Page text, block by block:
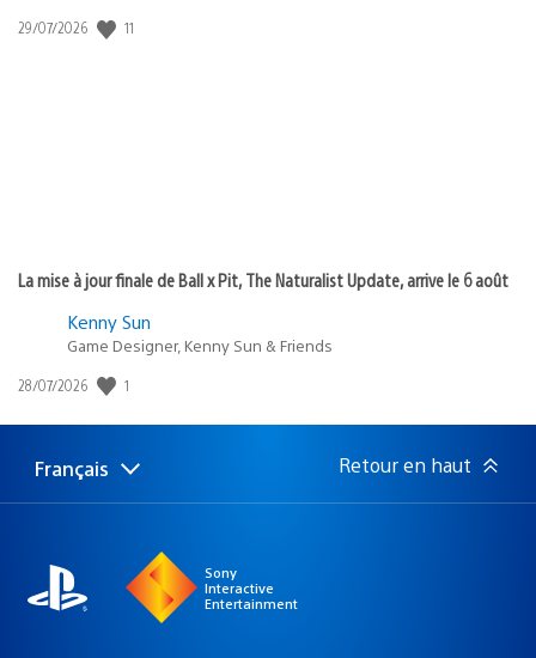
Date
29/07/2026 11
La mise à jour finale de Ball x Pit, The Naturalist Update, arrive le 6 août
Kenny Sun
Game Designer, Kenny Sun & Friends
Date
publication
28/07/2026 1
Choisir
une
Région
actuelle
Français Retour en haut
Sony
Interactive
Entertainment